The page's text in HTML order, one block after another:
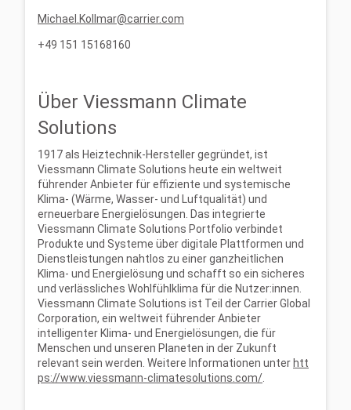
Michael.Kollmar@carrier.com
+49 151 15168160
Über Viessmann Climate
Solutions
1917 als Heiztechnik-Hersteller gegründet, ist
Viessmann Climate Solutions heute ein weltweit
führender Anbieter für effiziente und systemische
Klima- (Wärme, Wasser- und Luftqualität) und
erneuerbare Energielösungen. Das integrierte
Viessmann Climate Solutions Portfolio verbindet
Produkte und Systeme über digitale Plattformen und
Dienstleistungen nahtlos zu einer ganzheitlichen
Klima- und Energielösung und schafft so ein sicheres
und verlässliches Wohlfühlklima für die Nutzer:innen.
Viessmann Climate Solutions ist Teil der Carrier Global
Corporation, ein weltweit führender Anbieter
intelligenter Klima- und Energielösungen, die für
Menschen und unseren Planeten in der Zukunft
relevant sein werden. Weitere Informationen unter htt
ps://www.viessmann-climatesolutions.com/